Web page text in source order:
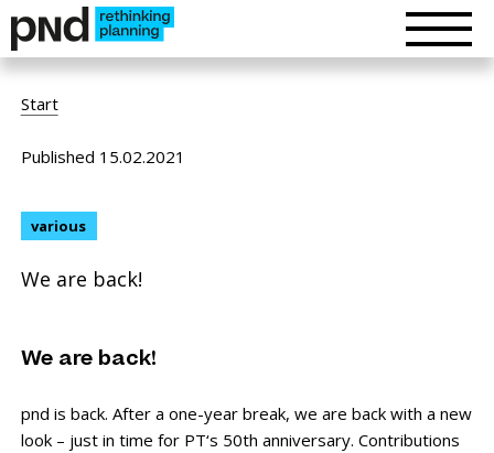
Start
Published 15.02.2021
various
We are back!
We are back!
pnd is back. After a one-year break, we are back with a new
look – just in time for PT‘s 50th anniversary. Contributions